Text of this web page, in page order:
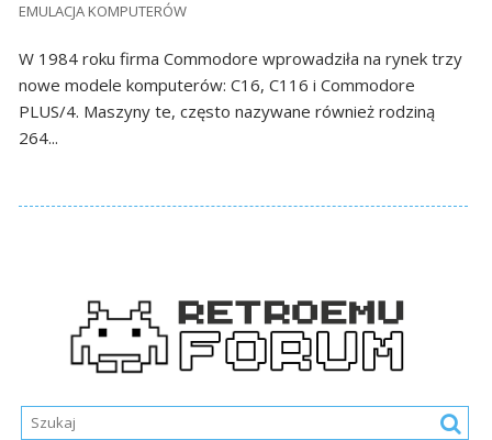
EMULACJA KOMPUTERÓW
W 1984 roku firma Commodore wprowadziła na rynek trzy
nowe modele komputerów: C16, C116 i Commodore
PLUS/4. Maszyny te, często nazywane również rodziną
264...